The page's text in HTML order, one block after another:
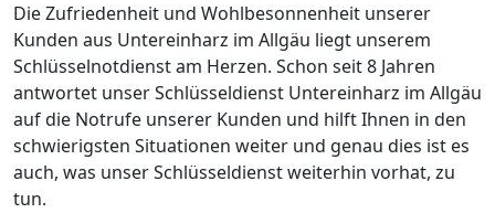
Die Zufriedenheit und Wohlbesonnenheit unserer
Kunden aus Untereinharz im Allgäu liegt unserem
Schlüsselnotdienst am Herzen. Schon seit 8 Jahren
antwortet unser Schlüsseldienst Untereinharz im Allgäu
auf die Notrufe unserer Kunden und hilft Ihnen in den
schwierigsten Situationen weiter und genau dies ist es
auch, was unser Schlüsseldienst weiterhin vorhat, zu
tun.